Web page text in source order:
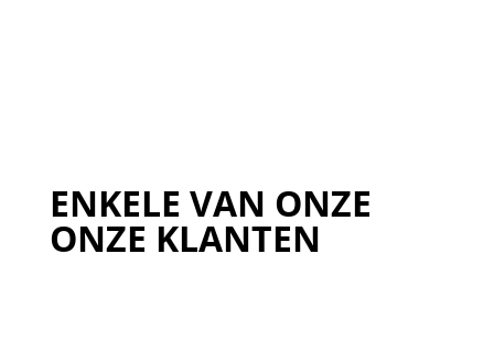
ENKELE VAN ONZE
ONZE KLANTEN